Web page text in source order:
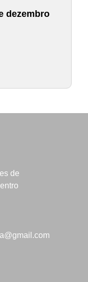
dezembro
de